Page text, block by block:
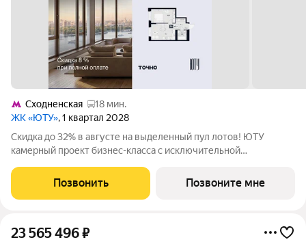
Сходненская
18 мин.
ЖК «ЮТУ», 1 квартал 2028
Скидка до 32% в августе на выделенный пул лотов! ЮТУ
камерный проект бизнес-класса с исключительной
благоустроенной набережной канала имени Москвы. Проект
создает идеальный баланс жизни в
Позвонить Позвоните мне
23 565 496₽